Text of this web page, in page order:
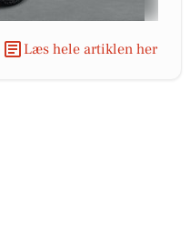
Læs hele artiklen her